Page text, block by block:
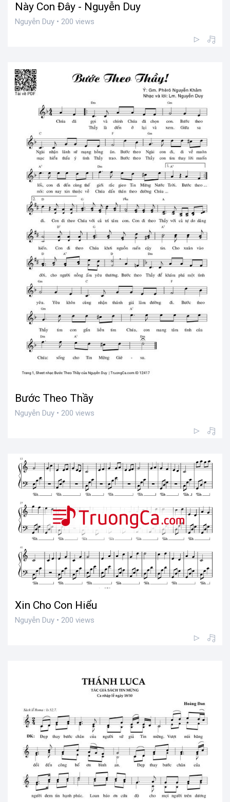
Này Con Đây - Nguyễn Duy
Nguyễn Duy • 200 views
Bước Theo Thầy
Nguyễn Duy • 200 views
Xin Cho Con Hiểu
Nguyễn Duy • 200 views